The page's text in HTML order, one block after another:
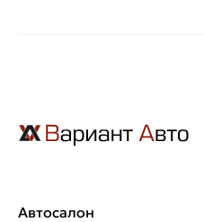
Автосалон